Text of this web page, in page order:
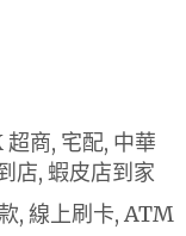
商, 宅配, 中華
店, 蝦皮店到家
, 線上刷卡, ATM